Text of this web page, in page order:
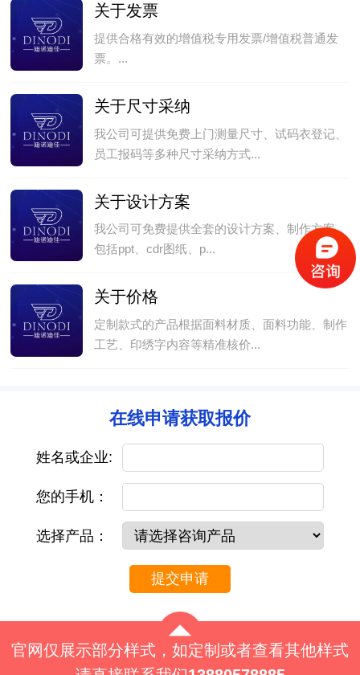
关于发票
提供合格有效的增值税专用发票/增值税普通发
票。...
关于尺寸采纳
我公司可提供免费上门测量尺寸、试码衣登记、
员工报码等多种尺寸采纳方式...
关于设计方案
我公司可免费提供全套的设计方案、制作方案，
包括ppt、cdr图纸、p...
关于价格
定制款式的产品根据面料材质、面料功能、制作
工艺、印绣字内容等精准核价...
在线申请获取报价
姓名或企业:
您的手机：
选择产品：
提交申请
官网仅展示部分样式，如定制或者查看其他样式